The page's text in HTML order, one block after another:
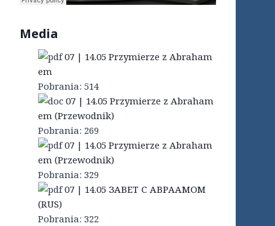
Media
07 | 14.05 Przymierze z Abraham
em
Pobrania: 514
07 | 14.05 Przymierze z Abraham
em (Przewodnik)
Pobrania: 269
07 | 14.05 Przymierze z Abraham
em (Przewodnik)
Pobrania: 329
07 | 14.05 ЗАВЕТ С АВРААМОМ
(RUS)
Pobrania: 322